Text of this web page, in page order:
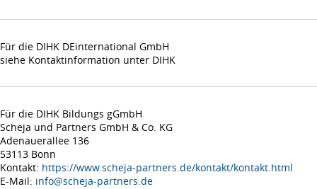
Für die DIHK DEinternational GmbH
siehe Kontaktinformation unter DIHK
Für die DIHK Bildungs gGmbH
Scheja und Partners GmbH & Co. KG
Adenauerallee 136
53113 Bonn
Kontakt: https://www.scheja-partners.de/kontakt/kontakt.html
E-Mail: info@scheja-partners.de